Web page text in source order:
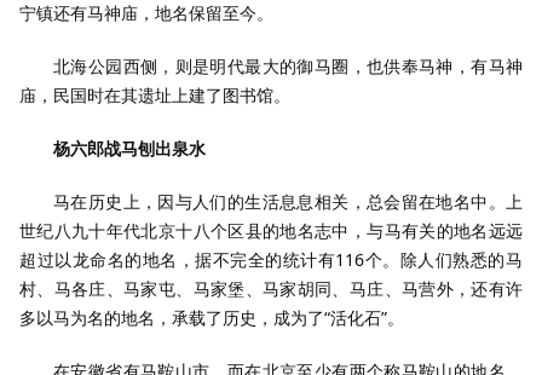
宁镇还有马神庙，地名保留至今。
北海公园西侧，则是明代最大的御马圈，也供奉马神，有马神
庙，民国时在其遗址上建了图书馆。
杨六郎战马刨出泉水
马在历史上，因与人们的生活息息相关，总会留在地名中。上
世纪八九十年代北京十八个区县的地名志中，与马有关的地名远远
超过以龙命名的地名，据不完全的统计有116个。除人们熟悉的马
村、马各庄、马家屯、马家堡、马家胡同、马庄、马营外，还有许
多以马为名的地名，承载了历史，成为了“活化石”。